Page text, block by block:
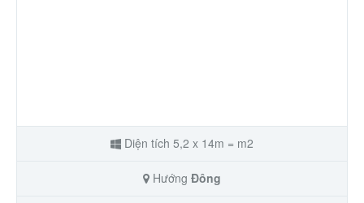
Diện tích 5,2 x 14m = m2
Hướng Đông